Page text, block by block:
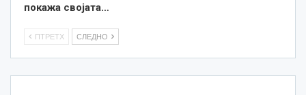
покажа својата…
ПТРЕТХ СЛЕДНО